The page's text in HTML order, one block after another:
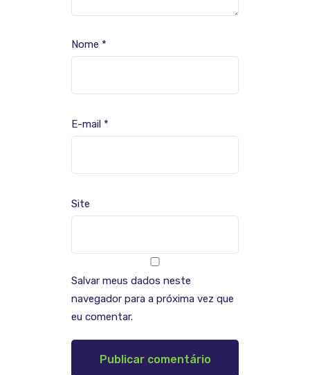
Nome *
E-mail *
Site
Salvar meus dados neste
navegador para a próxima vez que
eu comentar.